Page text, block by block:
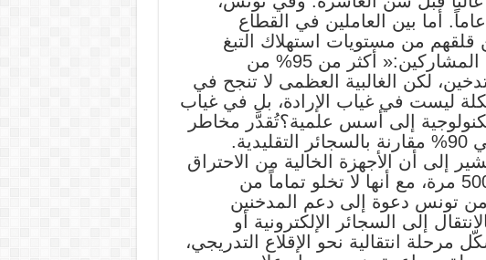
يدخن 9% من الطلبة حتى سن 18 عاماً. أما بين العاملين في القطاع
من مستويات استهلاك التبغ
المرتفعة في ليبيا.وقال أحد الأطباء المشاركين:« أكثر من 95% من
لكن الغالبية العظمى لا تنجح في
ليست في غياب الإرادة، بل في غياب
إلى أسس علمية؟تُقدَّر مخاطر
السجائر الإلكترونية بأنها أقل بحوالي 90% مقارنة بالسجائر التقليدية.
إلى أن الأجهزة الخالية من الاحتراق
تنتج مواد سامة أقل بما يصل إلى 500 مرة، مع أنها لا تخلو تماماً من
من تونس دعوة إلى دعم المدخنين
إلى السجائر الإلكترونية أو
انتقالية نحو الإقلاع التدريجي،